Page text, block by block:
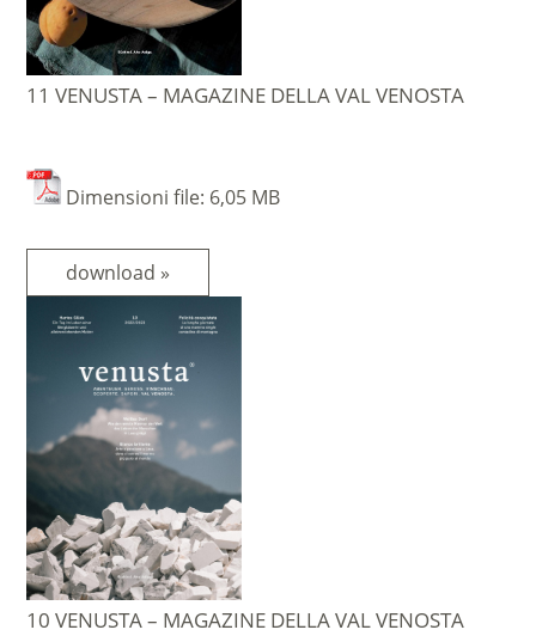
11 VENUSTA – MAGAZINE DELLA VAL VENOSTA
Dimensioni file: 6,05 MB
download »
10 VENUSTA – MAGAZINE DELLA VAL VENOSTA